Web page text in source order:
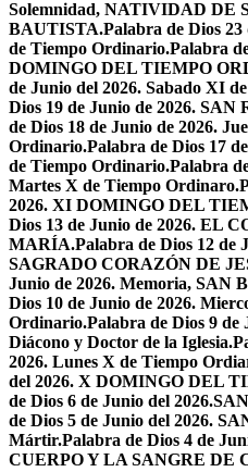
Solemnidad, NATIVIDAD DE
BAUTISTA.Palabra de Dios
de Tiempo Ordinario.Palabra
DOMINGO DEL TIEMPO
de Junio del 2026. Sabado XI
Dios 19 de Junio de 2026.
de Dios 18 de Junio de 2026.
Ordinario.Palabra de Dios 17
de Tiempo Ordinario.Palabra
Martes X de Tiempo Ordinaro.
2026. XI DOMINGO DEL
Dios 13 de Junio de 2026. EL
MARÍA.Palabra de Dios 12 de
SAGRADO CORAZÓN DE
Junio de 2026. Memoria, SAN
Dios 10 de Junio de 2026.
Ordinario.Palabra de Dios 9
Diácono y Doctor de la Iglesia.
2026. Lunes X de Tiempo
del 2026. X DOMINGO DEL
de Dios 6 de Junio del
de Dios 5 de Junio del 2026.
Mártir.Palabra de Dios 4 de
CUERPO Y LA SANGRE DE